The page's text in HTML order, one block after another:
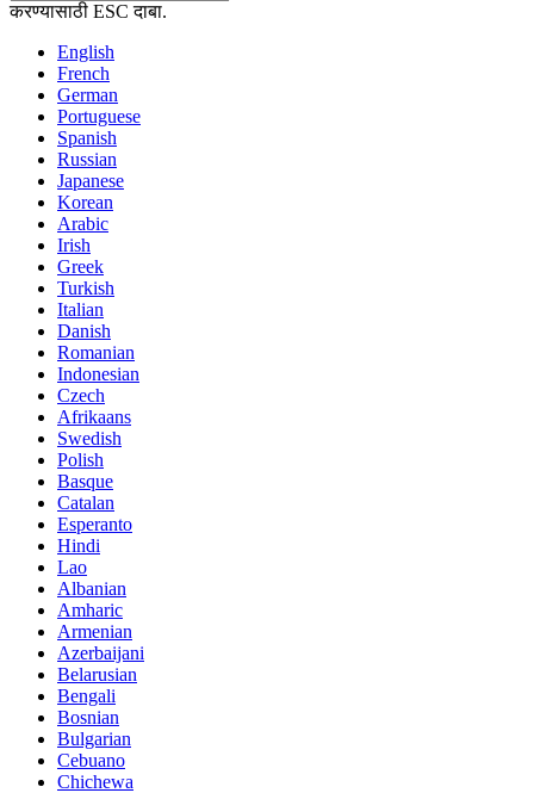
करण्यासाठी ESC दाबा.
English
French
German
Portuguese
Spanish
Russian
Japanese
Korean
Arabic
Irish
Greek
Turkish
Italian
Danish
Romanian
Indonesian
Czech
Afrikaans
Swedish
Polish
Basque
Catalan
Esperanto
Hindi
Lao
Albanian
Amharic
Armenian
Azerbaijani
Belarusian
Bengali
Bosnian
Bulgarian
Cebuano
Chichewa